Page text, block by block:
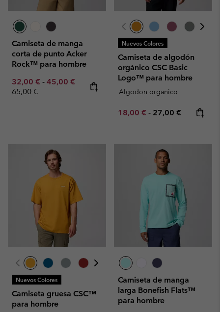
Camiseta de manga
corta de punto Acker
Rock™ para hombre
Minimum sale price:
32,00 € - Maximum sale price:
45,00 € Regular price:
65,00 €
Nuevos Colores
Camiseta de algodón
orgánico CSC Basic
Logo™ para hombre
Algodon organico
Minimum sale price:
18,00 € - Maximum price:
27,00 €
Nuevos Colores
Camiseta gruesa CSC™
para hombre
Camiseta de manga
larga Bonefish Flats™
para hombre